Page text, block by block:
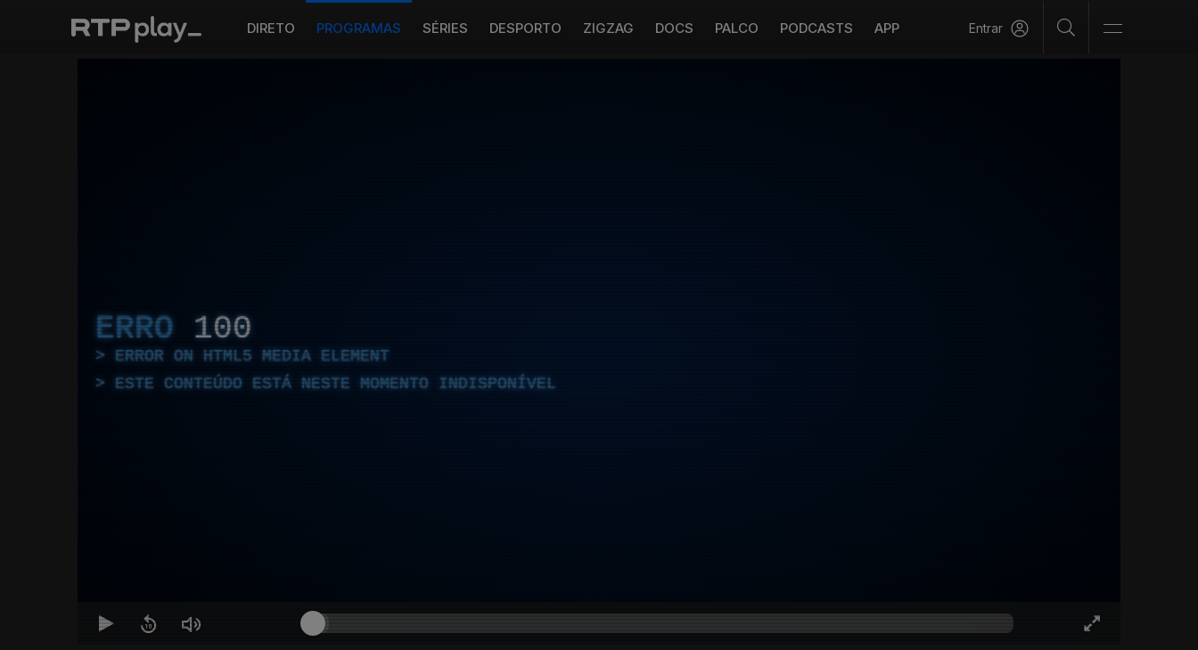
DIRETO PROGRAMAS SÉRIES DESPORTO ZIGZAG DOCS PALCO PODCASTS APP Entrar
ERRO 100
ERROR ON HTML5 MEDIA ELEMENT
ESTE CONTEÚDO ESTÁ NESTE MOMENTO INDISPONÍVEL